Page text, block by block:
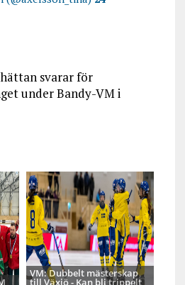
svarar för
under Bandy-VM i
VM: Dubbelt mästerskap
till Växjö - Kan bli trippelt